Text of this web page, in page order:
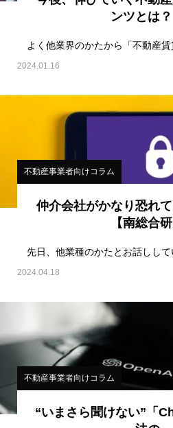
ンツとは
2024.01.16
不動産事業者向けコラム
仲介会社がかなり恐れ
【南総合
2024.04.18
不動産事業者向けコラム
“いまさら聞けない”「